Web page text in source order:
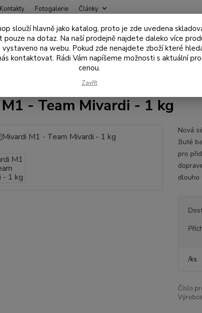
Kontakty Fotogalerie Články
Hledat Nevíte
+420
Krmítkové směsi, sypké přísady Mivardi M1 -
- Team Mivardi - 1 kg
Nová
žluté
pro
dlouho
/ks
Číslo
slouží hlavně jako katalog, proto je zde uvedena
pouze na dotaz. Na naší prodejně najdete daleko více
vystaveno na webu. Pokud zde nenajdete zboží které
kontaktovat. Rádi Vám napíšeme možnosti s aktuální
cenou.
Zavřít